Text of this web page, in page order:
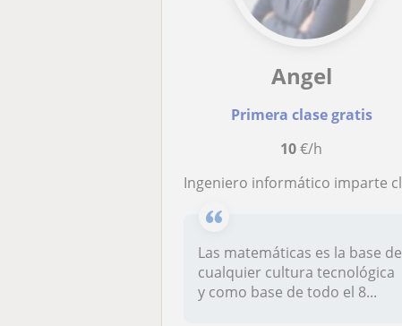
Angel
Primera clase gratis
10€/h
Ingeniero informático imparte clases de matemáticas tanto para la ESO como para Bachiller
Las matemáticas es la base de
cualquier cultura tecnológica
y como base de todo el 8...